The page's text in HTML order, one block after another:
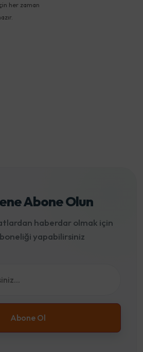
her zaman
Abone Olun
haberdar olmak için
yapabilirsiniz
Abone Ol